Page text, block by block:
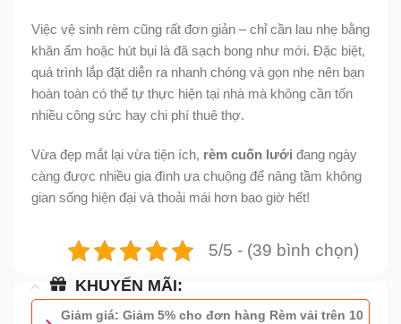
Việc vệ sinh rèm cũng rất đơn giản – chỉ cần lau nhẹ bằng
khăn ẩm hoặc hút bụi là đã sạch bong như mới. Đặc biệt,
quá trình lắp đặt diễn ra nhanh chóng và gọn nhẹ nên bạn
hoàn toàn có thể tự thực hiện tại nhà mà không cần tốn
nhiều công sức hay chi phí thuê thợ.
Vừa đẹp mắt lại vừa tiện ích, rèm cuốn lưới đang ngày
càng được nhiều gia đình ưa chuộng để nâng tầm không
gian sống hiện đại và thoải mái hơn bao giờ hết!
5/5 - (39 bình chọn)
KHUYẾN MÃI:
Giảm giá: Giảm 5% cho đơn hàng Rèm vải trên 10